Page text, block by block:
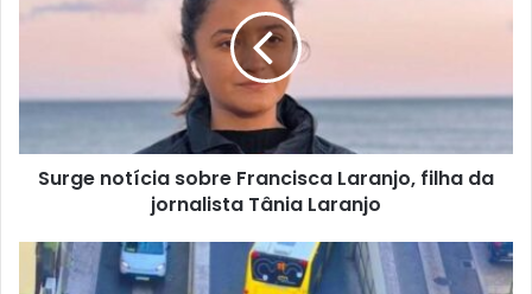
Surge notícia sobre Francisca Laranjo, filha da
jornalista Tânia Laranjo